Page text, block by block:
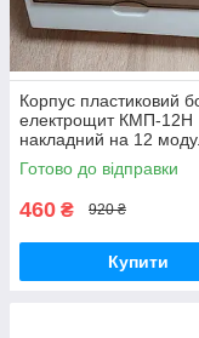
Корпус пластиковий
електрощит КМП-12Н
накладний на 12
Готово до відправки
460 ₴ 920 ₴
Купити